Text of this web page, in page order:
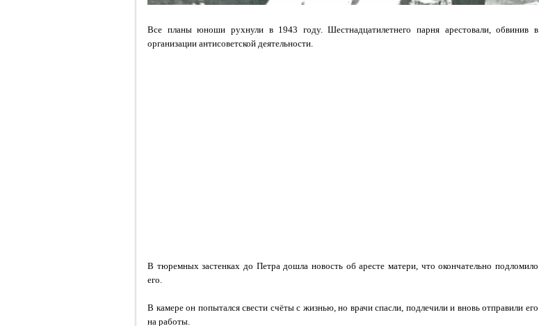
Все планы юноши рухнули в 1943 году. Шестнадцатилетнего парня арестовали, обвинив в
организации антисоветской деятельности.
В тюремных застенках до Петра дошла новость об аресте матери, что окончательно подломило
его.
В камере он попытался свести счёты с жизнью, но врачи спасли, подлечили и вновь отправили его
на работы.